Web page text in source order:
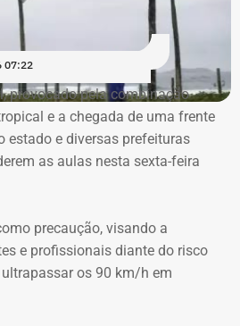
07:22
provocado pela combinação
e a chegada de uma frente
estado e diversas prefeituras
as aulas nesta sexta-feira
precaução, visando a
e profissionais diante do risco
os 90 km/h em